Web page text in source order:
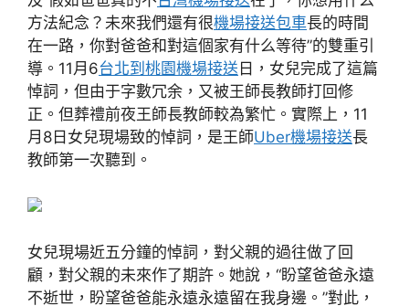
方法紀念？未來我們還有很機場接送包車長的時間
在一路，你對爸爸和對這個家有什么等待”的雙重引
導。11月6台北到桃園機場接送 日，女兒完成了這篇
悼詞，但由于字數冗余，又被王師長教師打回修
正。但葬禮前夜王師長教師較為繁忙。實際上，11
月8日女兒現場致的悼詞，是王師Uber機場接送長
教師第一次聽到。
女兒現場近五分鐘的悼詞，對父親的過往做了回
顧，對父親的未來作了期許。她說，“盼望爸爸永遠
不逝世，盼望爸爸能永遠永遠留在我身邊。”對此，